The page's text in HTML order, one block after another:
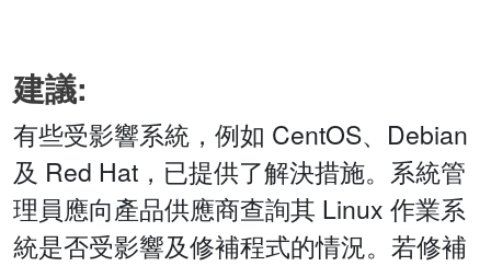
建議:
有些受影響系統，例如 CentOS、Debian
及 Red Hat，已提供了解決措施。系統管
理員應向產品供應商查詢其 Linux 作業系
統是否受影響及修補程式的情況。若修補